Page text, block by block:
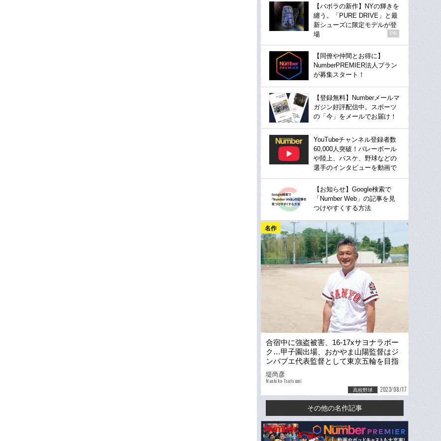
【バボラの新作】NYの輝きを
纏う。「PURE DRIVE」と最
新シューズに限定モデルが登
場
PR
【同僚や仲間とお得に】
NumberPREMIER法人プラン
が募集スタート！
【登録無料】Numberメールマ
ガジン好評配信中。スポーツ
の「今」をメールでお届け！
YouTubeチャンネル登録者数
60,000人突破！バレーボール
や陸上、バスケ、野球などの
選手のインタビューを動画で
【お知らせ】Google検索で
「Number Web」の記事を見
つけやすくする方法
名作
合宿中に強盗被害、16-17xサヨナラボー
ク…甲子園出場、おかやま山陽監督はジ
ンバブエ代表監督として東京五輪を目指
していた！ 知られざる“アフリカ予選”激
闘録
堤尚彦
Naohiko Tsutsumi
高校野球 2023/08/17
その他の名作記事